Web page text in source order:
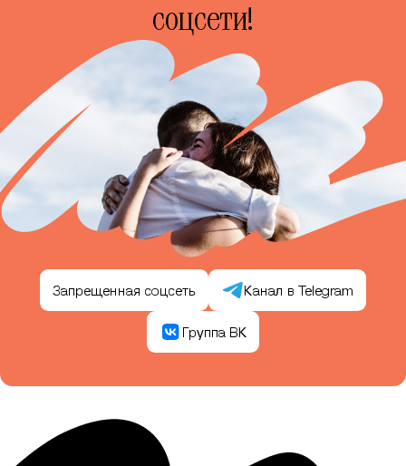
соцсети!
Запрещенная соцсеть Канал в Telegram
Группа ВК